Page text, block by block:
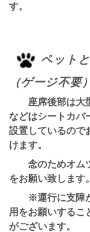
す。
ペット
（ゲージ不要）
座席後部は大型
などはシートカバ
設置しているので
けます。
念のためオムツ
をお願い致します。
※運行に支障が
用をお願いするこ
がございます。